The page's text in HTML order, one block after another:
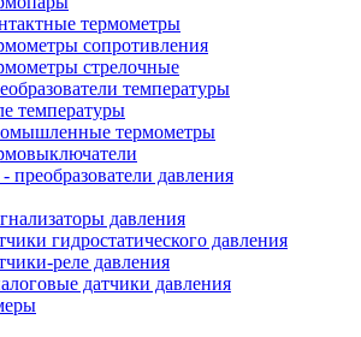
термометры
сопротивления
стрелочные
температуры
температуры
термометры
преобразователи давления
давления
гидростатического давления
реле давления
датчики давления